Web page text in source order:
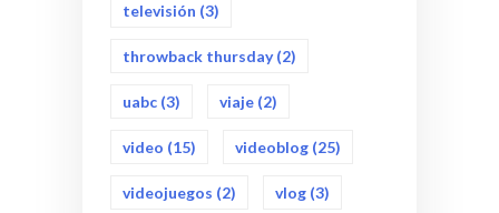
televisión (3)
throwback thursday(2)
uabc (3) viaje (2)
video (15) videoblog (25)
videojuegos (2) vlog (3)